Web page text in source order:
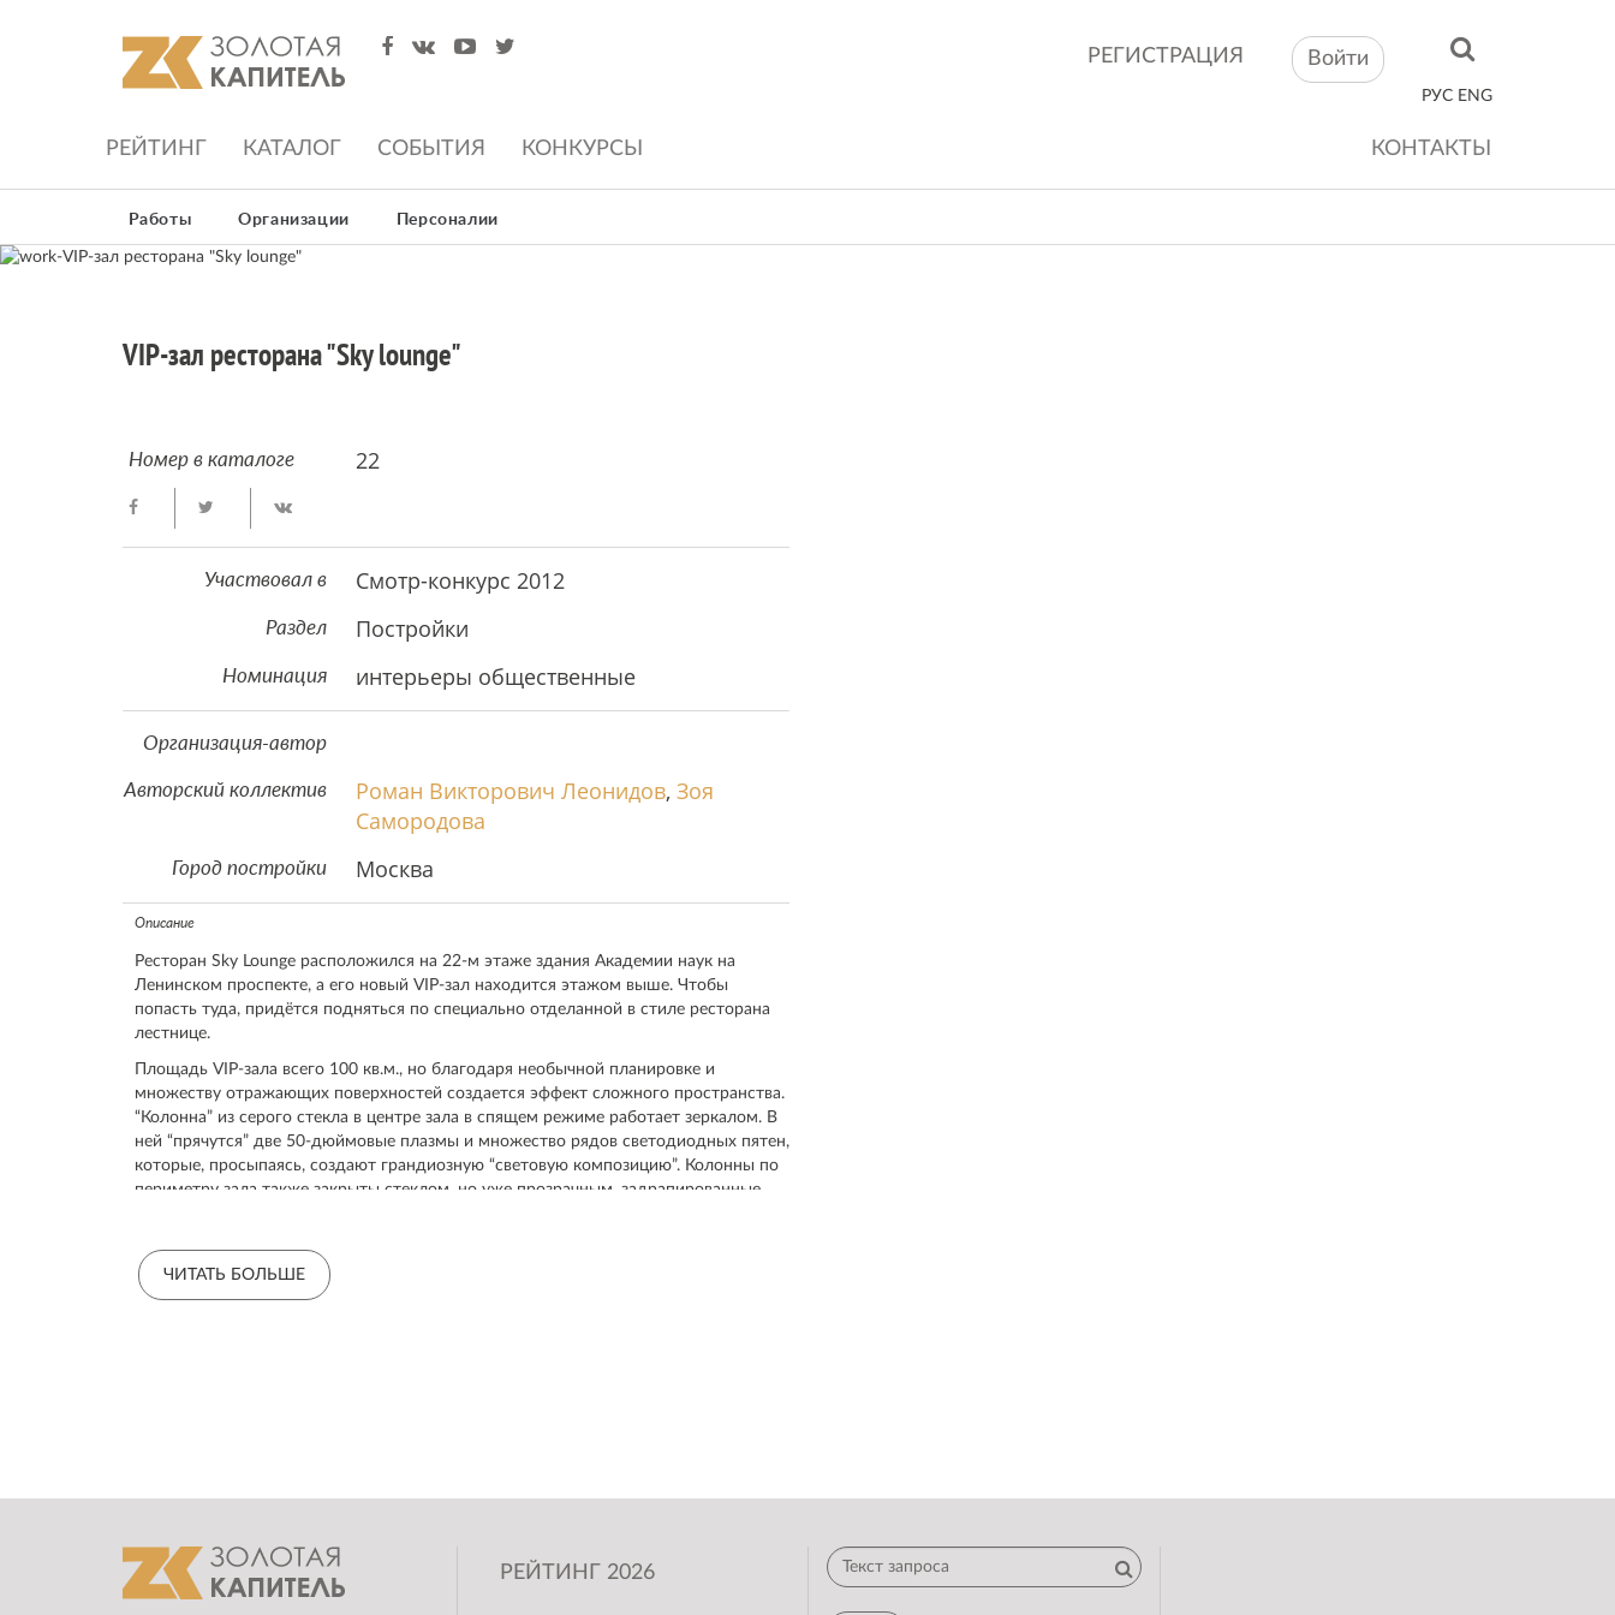
РЕГИСТРАЦИЯ Войти
РУС ENG
РЕЙТИНГ КАТАЛОГ СОБЫТИЯ КОНКУРСЫ КОНТАКТЫ
Работы Организации Персоналии
VIP-зал ресторана "Sky lounge"
Номер в каталоге 22
Участвовал в Смотр-конкурс 2012
Раздел Постройки
Номинация интерьеры общественные
Организация-автор
Авторский коллектив Роман Викторович Леонидов,Зоя
Самородова
Город постройки Москва
Описание
Ресторан Sky Lounge расположился на 22-м этаже здания Академии наук на
Ленинском проспекте, а его новый VIP-зал находится этажом выше. Чтобы
попасть туда, придётся подняться по специально отделанной в стиле ресторана
лестнице.
Площадь VIP-зала всего 100 кв.м., но благодаря необычной планировке и
множеству отражающих поверхностей создается эффект сложного пространства.
“Колонна” из серого стекла в центре зала в спящем режиме работает зеркалом. В
ней “прячутся” две 50-дюймовые плазмы и множество рядов светодиодных пятен,
которые, просыпаясь, создают грандиозную “световую композицию”. Колонны по
периметру зала также закрыты стеклом, но уже прозрачным, задрапированные
стол-полумесяц из белого кориана, меняющий длину за счет центральных секций.
Основной цвет интерьера - белый, он вводится только за счет RGB-подсветки.
ЧИТАТЬ БОЛЬШЕ
РЕЙТИНГ 2026